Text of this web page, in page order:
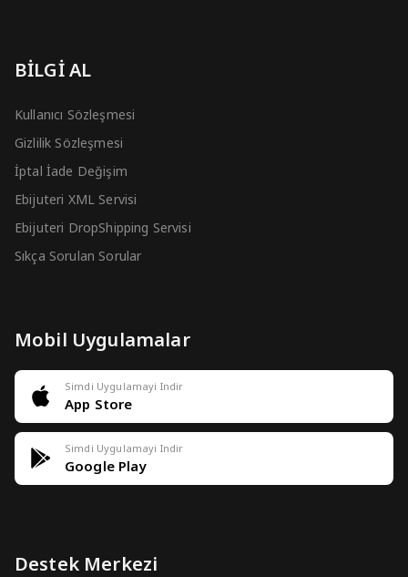
BİLGİ AL
Kullanıcı Sözleşmesi
Gizlilik Sözleşmesi
İptal İade Değişim
Ebijuteri XML Servisi
Ebijuteri DropShipping Servisi
Sıkça Sorulan Sorular
Mobil Uygulamalar
Simdi Uygulamayi Indir
App Store
Simdi Uygulamayi Indir
Google Play
Destek Merkezi